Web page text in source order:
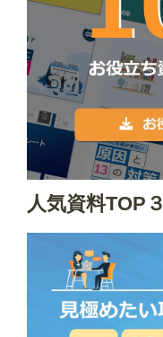
人気資料TOP３